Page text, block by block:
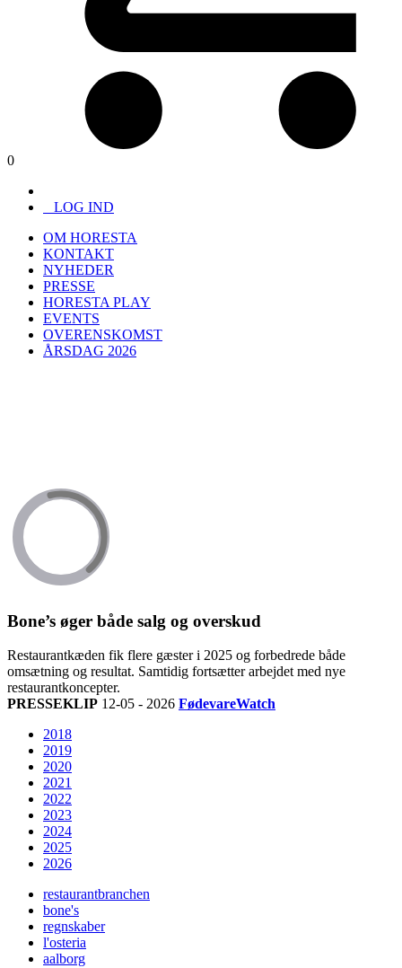
0
LOG IND
OM HORESTA
KONTAKT
NYHEDER
PRESSE
HORESTA PLAY
EVENTS
OVERENSKOMST
ÅRSDAG 2026
Bone’s øger både salg og overskud
Restaurantkæden fik flere gæster i 2025 og forbedrede både
omsætning og resultat. Samtidig fortsætter arbejdet med nye
restaurantkoncepter.
PRESSEKLIP 12-05 - 2026 FødevareWatch
2018
2019
2020
2021
2022
2023
2024
2025
2026
restaurantbranchen
bone's
regnskaber
l'osteria
aalborg